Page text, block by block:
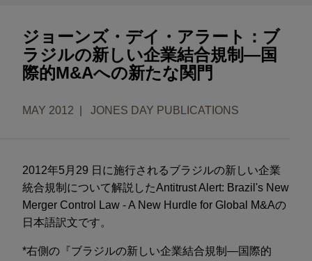
ジョーンズ・デイ・アラート：ブ
ラジルの新しい企業結合規制―国
際的M&Aへの新たな関門
MAY 2012 JONES DAY PUBLICATIONS
2012年5月29 日に施行されるブラジルの新しい企業
統合規制について解説したAntitrust Alert: Brazil's New
Merger Control Law - A New Hurdle for Global M&Aの
日本語訳文です。
*右側の『ブラジルの新しい企業結合規制―国際的